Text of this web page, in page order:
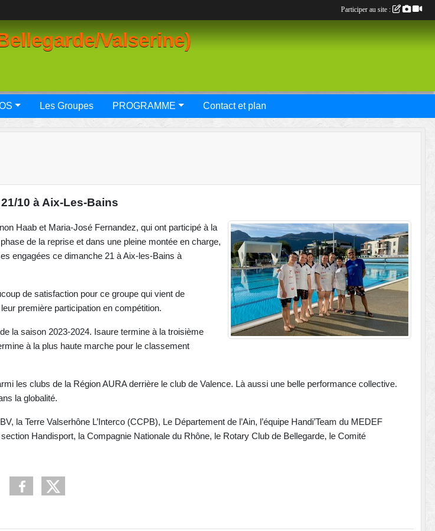
Valserine)
Les Groupes PROGRAMME Contact et plan
10 à Aix-Les-Bains
Haab et Maria-José Fernandez, qui ont participé à la
de la reprise et dans une pleine montée en charge,
engagées ce dimanche 21 à Aix-les-Bains à
de satisfaction pour ce groupe qui vient de
première participation en compétition.
la saison 2023-2024. Isaure termine à la troisième
à la plus haute marche pour le classement
les clubs de la Région AURA derrière le club de Valence. Là aussi une belle performance collective.
la globalité.
la Terre Valserhône L’Interco (CCPB), Le Département de l’Ain, l’équipe Handi’Team du MEDEF
Handisport, la Compagnie Nationale du Rhône, le Rotary Club de Bellegarde, le Comité
Participer au site :